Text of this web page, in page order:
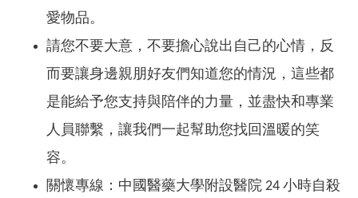
愛物品。
請您不要大意，不要擔心說出自己的心情，反
而要讓身邊親朋好友們知道您的情況，這些都
是能給予您支持與陪伴的力量，並盡快和專業
人員聯繫，讓我們一起幫助您找回溫暖的笑
容。
關懷專線：中國醫藥大學附設醫院 24 小時自殺